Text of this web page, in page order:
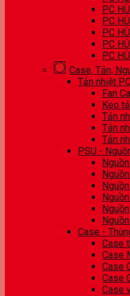
PC
PC
PC
PC
PC
Case, Tản,
Tản nhiệt
Fan
Keo
Tản
Tản
Tản
PSU -
Case -
Case
Case
Case
Case
Case